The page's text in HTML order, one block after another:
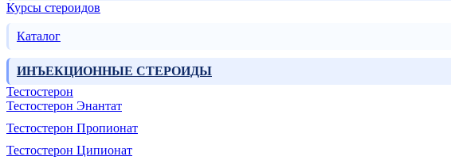
Курсы стероидов
Каталог
ИНЪЕКЦИОННЫЕ СТЕРОИДЫ
Тестостерон
Тестостерон Энантат
Тестостерон Пропионат
Тестостерон Ципионат